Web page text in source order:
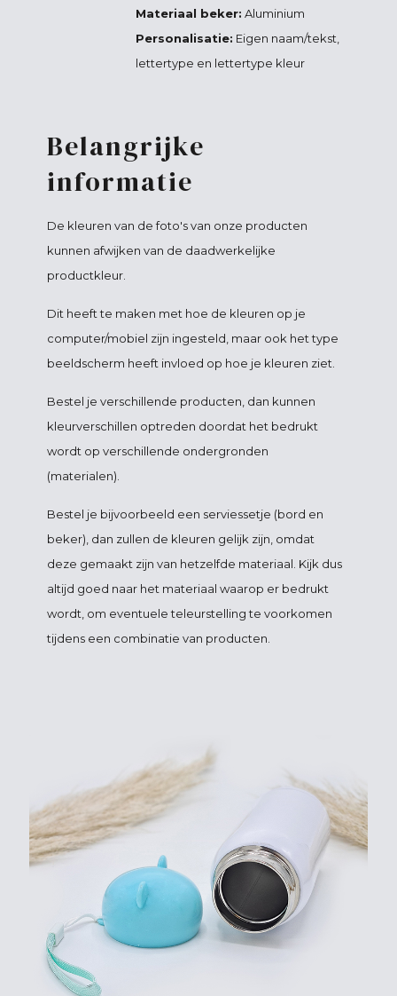
Materiaal beker: Aluminium
Personalisatie: Eigen naam/tekst,
lettertype en lettertype kleur
Belangrijke
informatie
De kleuren van de foto's van onze producten
kunnen afwijken van de daadwerkelijke
productkleur.
Dit heeft te maken met hoe de kleuren op je
computer/mobiel zijn ingesteld, maar ook het type
beeldscherm heeft invloed op hoe je kleuren ziet.
Bestel je verschillende producten, dan kunnen
kleurverschillen optreden doordat het bedrukt
wordt op verschillende ondergronden
(materialen).
Bestel je bijvoorbeeld een serviessetje (bord en
beker), dan zullen de kleuren gelijk zijn, omdat
deze gemaakt zijn van hetzelfde materiaal. Kijk dus
altijd goed naar het materiaal waarop er bedrukt
wordt, om eventuele teleurstelling te voorkomen
tijdens een combinatie van producten.